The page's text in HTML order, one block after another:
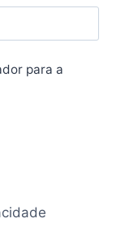
para a